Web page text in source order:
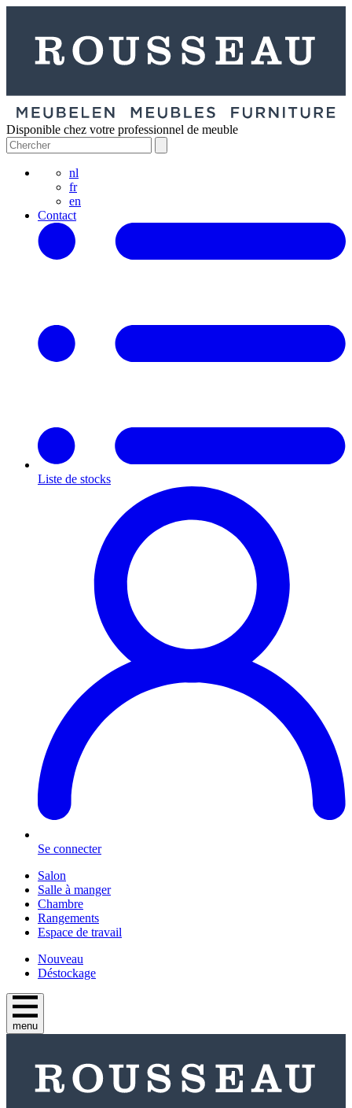
Disponible chez votre professionnel de meuble
nl
fr
en
Contact
Liste de stocks
Se connecter
Salon
Salle à manger
Chambre
Rangements
Espace de travail
Nouveau
Déstockage
menu